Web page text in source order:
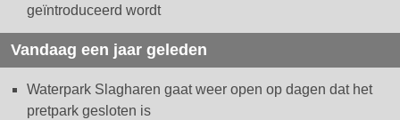
geïntroduceerd wordt
Vandaag een jaar geleden
Waterpark Slagharen gaat weer open op dagen dat het
pretpark gesloten is